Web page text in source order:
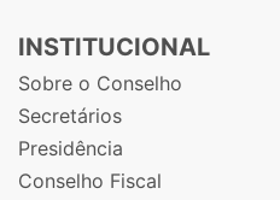
INSTITUCIONAL
Sobre o Conselho
Secretários
Presidência
Conselho Fiscal